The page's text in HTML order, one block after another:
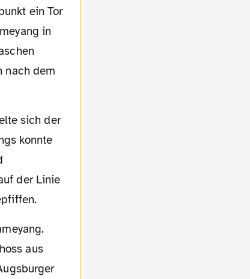
ein Tor
in
nach dem
konnte
der Linie
aus